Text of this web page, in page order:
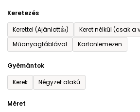
Keretezés
Kerettel (Ajánlott👍)
Keret nélkül (csak a
Műanyagtáblával
Kartonlemezen
Gyémántok
Kerek
Négyzet alakú
Méret